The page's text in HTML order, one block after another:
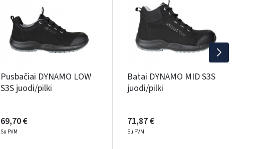
Pusbačiai DYNAMO LOW
S3S juodi/pilki
69,70 €
Su PVM
Batai DYNAMO MID S3S
juodi/pilki
71,87 €
Su PVM